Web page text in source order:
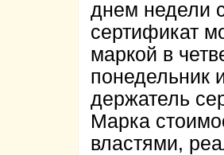
днем недели
сертификат
маркой в
понедельник
держатель
Марка
властями,